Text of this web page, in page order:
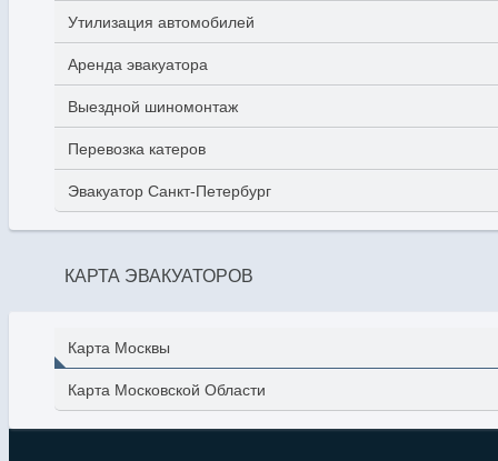
Утилизация автомобилей
Аренда эвакуатора
Выездной шиномонтаж
Перевозка катеров
Эвакуатор Санкт-Петербург
КАРТА ЭВАКУАТОРОВ
Карта Москвы
Карта Московской Области